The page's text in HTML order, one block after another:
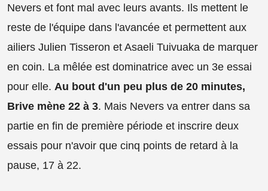
Nevers et font mal avec leurs avants. Ils mettent le
reste de l'équipe dans l'avancée et permettent aux
ailiers Julien Tisseron et Asaeli Tuivuaka de marquer
en coin. La mêlée est dominatrice avec un 3e essai
pour elle. Au bout d'un peu plus de 20 minutes,
Brive mène 22 à 3. Mais Nevers va entrer dans sa
partie en fin de première période et inscrire deux
essais pour n'avoir que cinq points de retard à la
pause, 17 à 22.